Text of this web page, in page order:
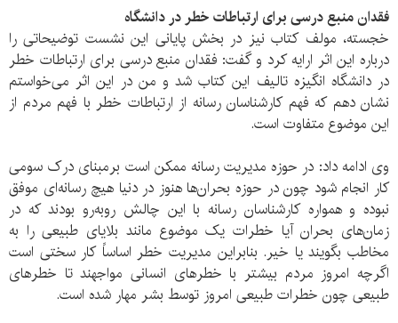
فقدان منبع درسی برای ارتباطات خطر در دانشگاه
خجسته، مولف کتاب نیز در بخش پایانی این نشست توضیحاتی را
درباره این اثر ارایه کرد و گفت: فقدان منبع درسی برای ارتباطات خطر
در دانشگاه انگیزه تالیف این کتاب شد و من در این اثر می‌خواستم
نشان دهم که فهم کارشناسان رسانه از ارتباطات خطر با فهم مردم از
این موضوع متفاوت است.
وی ادامه داد: در حوزه مدیریت رسانه ممکن است برمبنای درک سومی
کار انجام شود چون در حوزه بحران‌ها هنوز در دنیا هیچ رسانه‌ای موفق
نبوده و همواره کارشناسان رسانه با این چالش روبه‌رو بودند که در
زمان‌های بحران آیا خطرات یک موضوع مانند بلایای طبیعی را به
مخاطب بگویند یا خیر. بنابراین مدیریت خطر اساساً کار سختی است
اگرچه امروز مردم بیشتر با خطرهای انسانی مواجهند تا خطرهای
طبیعی چون خطرات طبیعی امروز توسط بشر مهار شده است.